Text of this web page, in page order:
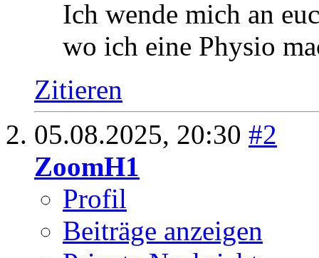
Ich wende mich an
wo ich eine Physio
Zitieren
05.08.2025, 20:30 #2
ZoomH1
Profil
Beiträge anzeigen